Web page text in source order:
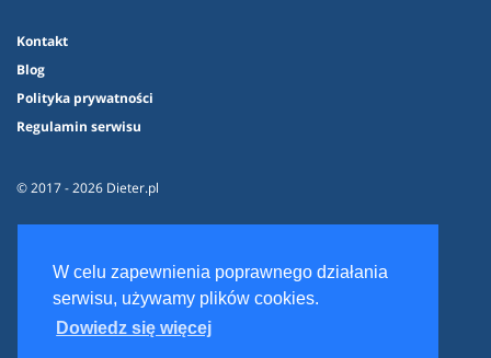
W celu zapewnienia poprawnego działania
serwisu, używamy plików cookies.
Dowiedz się więcej
Kontakt
Blog
Polityka prywatności
Regulamin serwisu
© 2017 - 2026 Dieter.pl